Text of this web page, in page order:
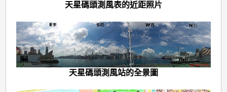
天星碼頭測風表的近距照片
天星碼頭測風站的全景圖